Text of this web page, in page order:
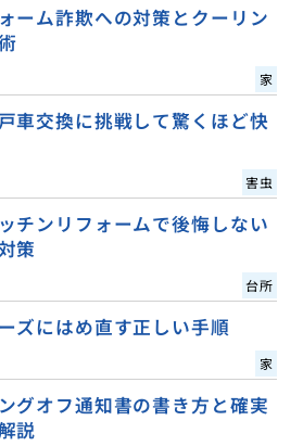
ーム詐欺への対策とクーリン
家
車交換に挑戦して驚くほど快
害虫
チンリフォームで後悔しない
策
台所
ズにはめ直す正しい手順
家
グオフ通知書の書き方と確実
説